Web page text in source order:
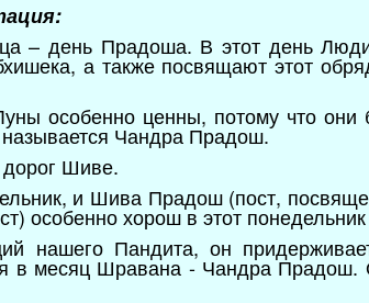
– день Прадоша. В этот день
а также посвящают этот
особенно ценны, потому что они
Чандра Прадош.
Шиве.
и Шива Прадош (пост,
хорош в этот понедельник
нашего Пандита, он
в месяц Шравана - Чандра Прадош.